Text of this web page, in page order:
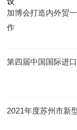
加博会打造内外贸
作
第四届中国国际进
2021年度苏州市新